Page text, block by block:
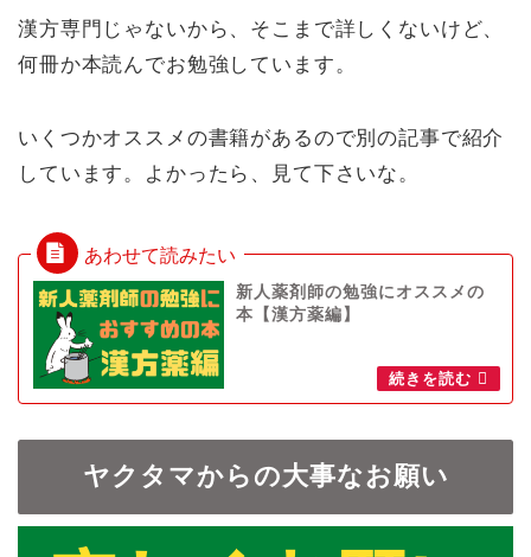
漢方専門じゃないから、そこまで詳しくないけど、
何冊か本読んでお勉強しています。
いくつかオススメの書籍があるので別の記事で紹介
しています。よかったら、見て下さいな。
新人薬剤師の勉強にオススメの
本【漢方薬編】
ヤクタマからの大事なお願い